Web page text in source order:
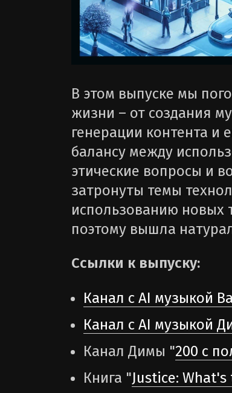
В этом выпуске мы
жизни – от создания
генерации контента и
балансу между
этические вопросы и
затронуты темы
использованию новых
поэтому вышла
Ссылки к выпуску:
Канал с AI музыкой
Канал с AI музыкой
Канал Димы "200 с
Книга "Justice: